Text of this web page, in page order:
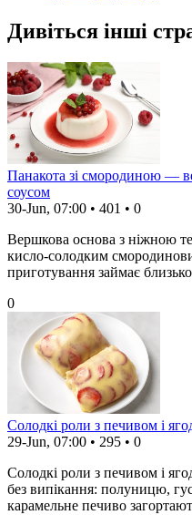
Дивіться інші
Панакота зі смородиною —
соусом
30-Jun, 07:00 • 401 • 0
Вершкова основа з ніжною
кисло-солодким
приготування займає
0
Солодкі роли з печивом і
29-Jun, 07:00 • 295 • 0
Солодкі роли з печивом і
без випікання: полуницю,
карамельне печиво